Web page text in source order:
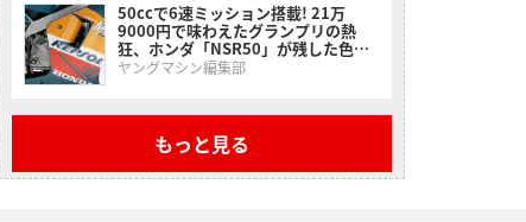
50ccで6速ミッション搭載! 21万
9000円で味わえたグランプリの熱
狂、ホンダ「NSR50」が残した色褪
せない走り【昭和名車原付一種】
ヤングマシン編集部
もっと見る